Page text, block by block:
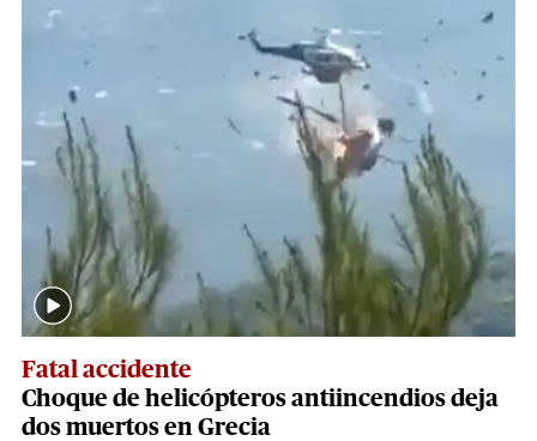
Fatal accidente
Choque de helicópteros antiincendios deja
dos muertos en Grecia